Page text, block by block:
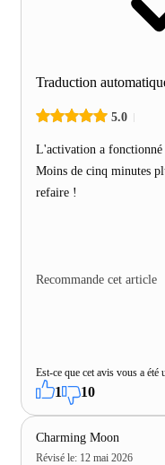
Traduction
5.0
L'activation a fonctionné
Moins de cinq minutes
refaire !
Recommande cet article
Est-ce que cet avis vous a été
1 10
Charming Moon
Révisé le: 12 mai 2026